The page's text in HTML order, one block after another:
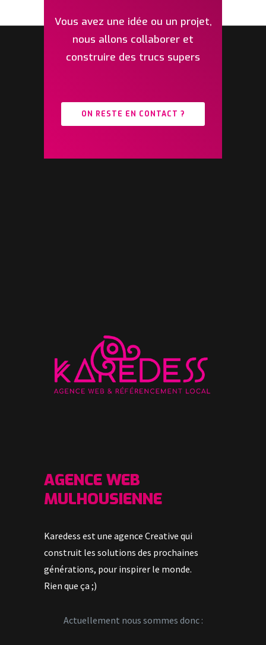
Vous avez une idée ou un projet,
nous allons collaborer et
construire des trucs supers
ON RESTE EN CONTACT ?
AGENCE WEB
MULHOUSIENNE
Karedess est une agence Creative qui
construit les solutions des prochaines
générations, pour inspirer le monde.
Rien que ça ;)
Actuellement nous sommes donc :